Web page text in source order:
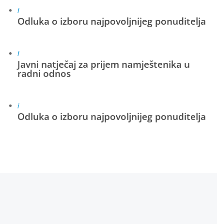
i
Odluka o izboru najpovoljnijeg ponuditelja
i
Javni natječaj za prijem namještenika u
radni odnos
i
Odluka o izboru najpovoljnijeg ponuditelja